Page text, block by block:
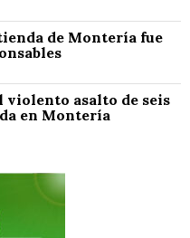
de Montería fue
violento asalto de seis
en Montería